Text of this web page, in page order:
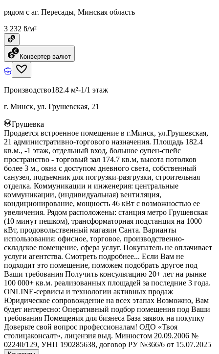
рядом с аг. Пересады, Минская область
3 232 ƃ/м²
Конвертер валют
Производство182.4 м²-1/1 этаж
г. Минск, ул. Грушевская, 21
Грушевка
Продается встроенное помещение в г.Минск, ул.Грушевская,
21 административно-торгового назначения. Площадь 182.4
кв.м., -1 этаж, отдельный вход, большое оупен-спейс
пространство - торговый зал 174.7 кв.м, высота потолков
более 3 м., окна с доступом дневного света, собственный
санузел, подъемник для погрузки-разгрузки, строительная
отделка. Коммуникации и инженерия: центральные
коммуникации, (индивидуальная) вентиляция,
кондиционирование, мощность 46 кВт с возможностью ее
увеличения. Рядом расположены: станция метро Грушевская
(10 минут пешком), трансформаторная подстанция на 1000
кВт, продовольственный магазин Санта. Варианты
использования: офисное, торговое, производственно-
складское помещение, сфера услуг. Покупатель не оплачивает
услуги агентства. Смотреть подробнее... Если Вам не
подходит это помещение, поможем подобрать другое под
Ваши требования Получить консультацию 20+ лет на рынке
100 000+ кв.м. реализованных площадей за последние 3 года.
ONLINE-сервисы и технологии активных продаж
Юридическое сопровождение на всех этапах Возможно, Вам
будет интересно: Оперативный подбор помещения под Ваши
требования Помещения для бизнеса База заявок на покупку
Доверьте свой вопрос профессионалам! ОДО «Твоя
столицаконсалт», лицензия выд. Минюстом 20.09.2006 №
02240/129, УНП 190285638, договор РУ №366/6 от 15.07.2025